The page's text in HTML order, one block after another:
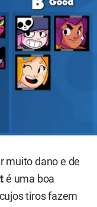
muito dano e de
é uma boa
tiros fazem